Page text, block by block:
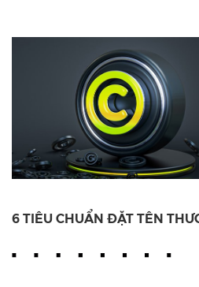
6 TIÊU CHUẨN ĐẶT TÊN